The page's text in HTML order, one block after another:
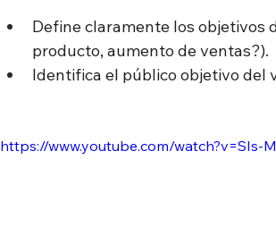
Define claramente los objetivos
producto, aumento de ventas?).
Identifica el público objetivo del
https://www.youtube.com/watch?v=SIs-